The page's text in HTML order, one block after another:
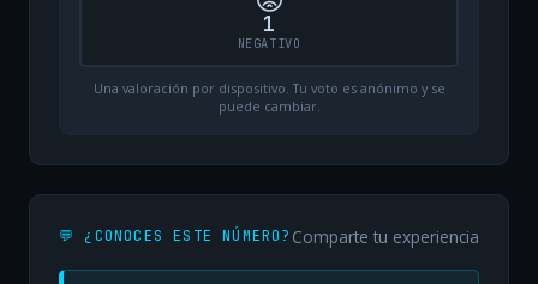
1
NEGATIVO
Una valoración por dispositivo. Tu voto es anónimo y se
puede cambiar.
💬 ¿CONOCES ESTE NÚMERO? Comparte tu experiencia